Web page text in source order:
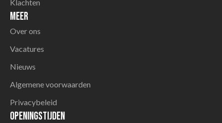
Klachten
Meer
Over ons
Vacatures
Nieuws
Algemene voorwaarden
Privacybeleid
Openingstijden